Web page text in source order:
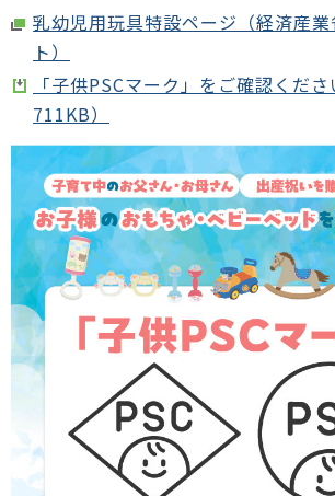
乳幼児用玩具特設ページ（経済産
ト）
「子供PSCマーク」をご確認くだ
711KB）